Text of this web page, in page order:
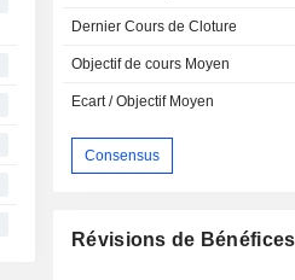
Dernier Cours de Cloture
Objectif de cours Moyen
Ecart / Objectif Moyen
Consensus
Révisions de Bénéfices